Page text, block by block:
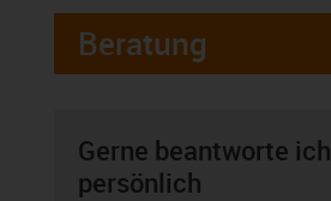
Beratung
Gerne beantworte
persönlich